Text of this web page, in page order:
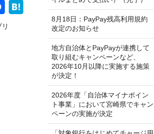
8月18日：PayPay残高利用規約
改定のお知らせ
地方自治体とPayPayが連携して
取り組むキャンペーンなど、
2026年10月以降に実施する施策
が決定！
2026年度「自治体マイナポイン
ト事業」において宮崎県でキャン
ペーンの実施が決定